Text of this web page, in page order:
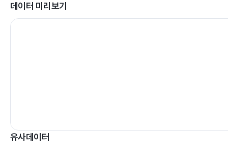
데이터 미리보기
유사데이터